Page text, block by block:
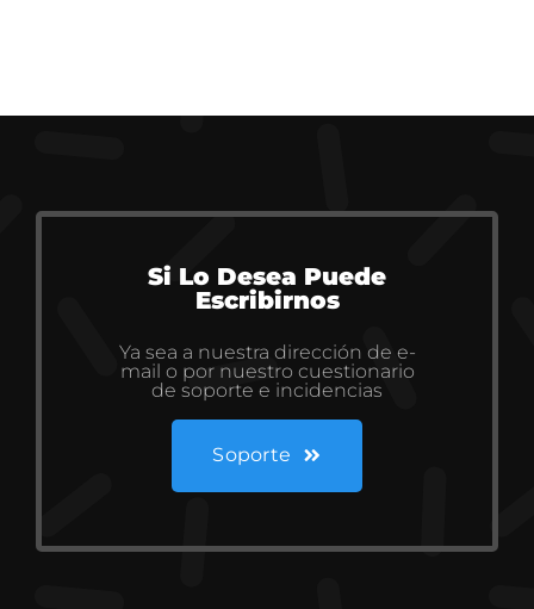
Si Lo Desea Puede
Escribirnos
Ya sea a nuestra dirección de e-
mail o por nuestro cuestionario
de soporte e incidencias
Soporte